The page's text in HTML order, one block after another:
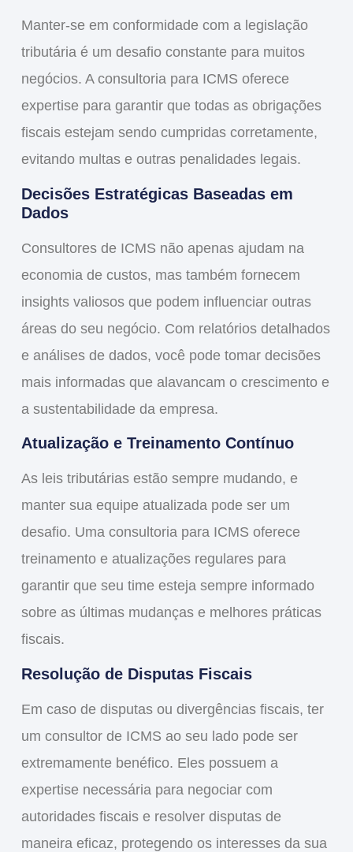
Manter-se em conformidade com a legislação
tributária é um desafio constante para muitos
negócios. A consultoria para ICMS oferece
expertise para garantir que todas as obrigações
fiscais estejam sendo cumpridas corretamente,
evitando multas e outras penalidades legais.
Decisões Estratégicas Baseadas em
Dados
Consultores de ICMS não apenas ajudam na
economia de custos, mas também fornecem
insights valiosos que podem influenciar outras
áreas do seu negócio. Com relatórios detalhados
e análises de dados, você pode tomar decisões
mais informadas que alavancam o crescimento e
a sustentabilidade da empresa.
Atualização e Treinamento Contínuo
As leis tributárias estão sempre mudando, e
manter sua equipe atualizada pode ser um
desafio. Uma consultoria para ICMS oferece
treinamento e atualizações regulares para
garantir que seu time esteja sempre informado
sobre as últimas mudanças e melhores práticas
fiscais.
Resolução de Disputas Fiscais
Em caso de disputas ou divergências fiscais, ter
um consultor de ICMS ao seu lado pode ser
extremamente benéfico. Eles possuem a
expertise necessária para negociar com
autoridades fiscais e resolver disputas de
maneira eficaz, protegendo os interesses da sua